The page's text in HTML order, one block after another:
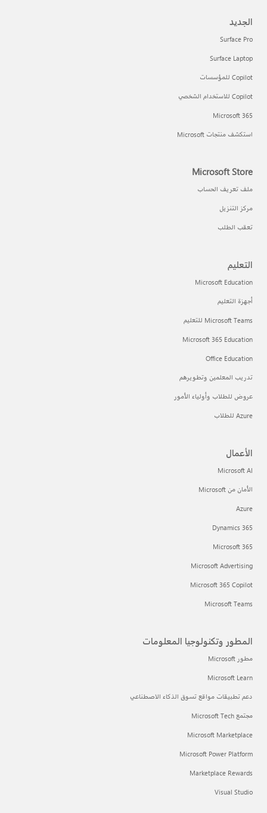
الجديد
Surface Pro
Surface Laptop
Copilot للمؤسسات
Copilot للاستخدام الشخصي
Microsoft 365
استكشف منتجات Microsoft
Microsoft Store
ملف تعريف الحساب
مركز التنزيل
تعقب الطلب
التعليم
Microsoft Education
أجهزة التعليم
Microsoft Teams للتعليم
Microsoft 365 Education
Office Education
تدريب المعلمين وتطويرهم
عروض للطلاب وأولياء الأمور
Azure للطلاب
الأعمال
Microsoft AI
الأمان من Microsoft
Azure
Dynamics 365
Microsoft 365
Microsoft Advertising
Microsoft 365 Copilot
Microsoft Teams
المطور وتكنولوجيا المعلومات
مطور Microsoft
Microsoft Learn
دعم تطبيقات مواقع تسوق الذكاء الاصطناعي
مجتمع Microsoft Tech
Microsoft Marketplace
Microsoft Power Platform
Marketplace Rewards
Visual Studio